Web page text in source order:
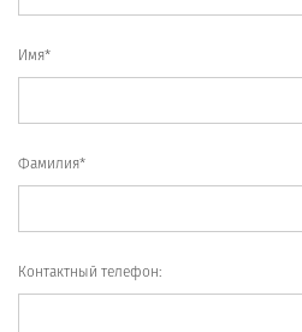
Имя*
Фамилия*
Контактный телефон: